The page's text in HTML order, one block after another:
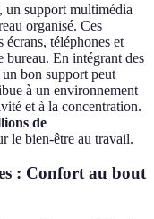
un support multimédia
organisé. Ces
écrans, téléphones et
bureau. En intégrant des
un bon support peut
à un environnement
et à la concentration.
de
le bien-être au travail.
: Confort au bout